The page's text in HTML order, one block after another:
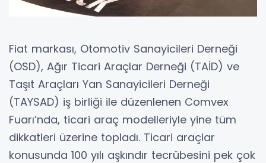
Fiat markası, Otomotiv Sanayicileri Derneği
(OSD), Ağır Ticari Araçlar Derneği (TAİD) ve
Taşıt Araçları Yan Sanayicileri Derneği
(TAYSAD) iş birliği ile düzenlenen Comvex
Fuarı’nda, ticari araç modelleriyle yine tüm
dikkatleri üzerine topladı. Ticari araçlar
konusunda 100 yılı aşkındır tecrübesini pek çok